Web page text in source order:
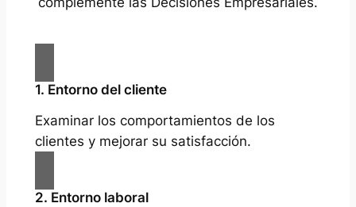
1. Entorno del cliente
Examinar los comportamientos de los
clientes y mejorar su satisfacción.
2. Entorno laboral